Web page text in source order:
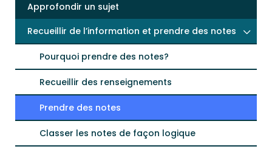
Approfondir un sujet
Recueillir de l’information et prendre des notes
Pourquoi prendre des notes?
Recueillir des renseignements
Prendre des notes
Classer les notes de façon logique